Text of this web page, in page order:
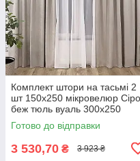
Комплект штори на тасьмі 2
шт 150х250 мікровелюр
беж тюль вуаль 300х250
Білий
Готово до відправки
3 530,70 ₴ 3 923 ₴